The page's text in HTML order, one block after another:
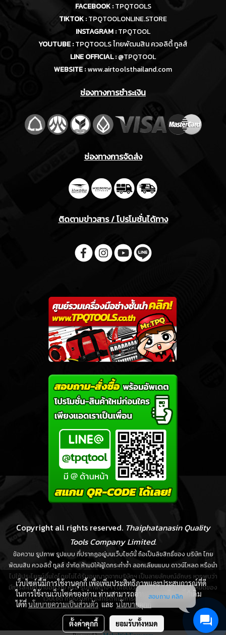
FACEBOOK : TPQTOOLS
TIKTOK :TPQTOOLONLINE.STORE
INSTAGRAM :TPQTOOL
YOUTUBE :TPQTOOLS ไทยพัฒนสิน ควอลิตี้ ทูลส์
LINE OFFICIAL :@TPQTOOL
WEBSITE :www.airtoolsthailand.com
ช่องทางการชำระเงิน
ช่องทางการจัดส่ง
ติดตามข่าวสาร / โปรโมชั่นได้ทาง
Copyright all rights reserved. Thaiphatanasin Quality
Tools Company Limited.
ข้อความ รูปภาพ รูปแบบ ที่ปรากฏอยู่บนเว็บไซต์นี้ ถือเป็นลิขสิทธิ์ของ บริษัท ไทย
พัฒนสิน ควอลิตี้ ทูลส์ จำกัด ห้ามมิให้ผู้ใดกระทำซ้ำ ลอกเลียนแบบ ดาวน์โหลด หรือนำ
ไปใช้ประโยชน์อื่นใดโดยไม่ได้รับอนุญาตจากบริษัทฯ เป็นลายลักษณ์อักษร หากพบว่า
มีการละเมิด นำข้อความ หรือ รูปภาพต่างๆ ไปใช้ไม่ว่าส่วนใดส่วนหนึ่งหรือทั้งหมดของ
เว็บไซต์ ทางบริษัทฯ มีสิทธิ์ดำเนินการตามกฎหมายได้ทันที
เว็บไซต์นี้มีการใช้งานคุกกี้ เพื่อเพิ่มประสิทธิภาพและประสบการณ์ที่ดี
ในการใช้งานเว็บไซต์ของท่าน ท่านสามารถอ่านรายละเอียดเพิ่มเติม
ได้ที่นโยบายความเป็นส่วนตัว และ นโยบายคุกกี้
ตั้งค่าคุกกี้ ยอมรับทั้งหมด
สอบถาม คลิก